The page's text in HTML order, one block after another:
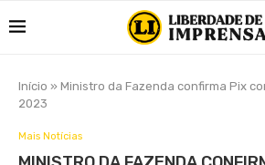
Início » Ministro da Fazenda confirma Pix
2023
Mais Notícias